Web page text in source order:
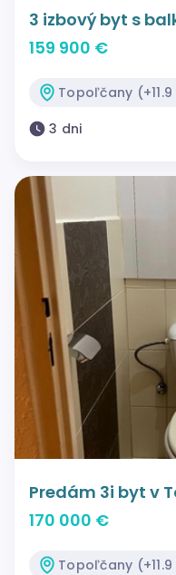
3 izbový byt s
159 900 €
Topoľčany
3 dni
Predám 3i byt v
170 000 €
Topoľčany